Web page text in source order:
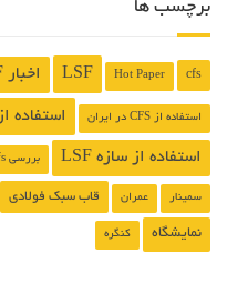
برچسب ها
cfs
Hot Paper
LSF اخبار LSF
استفاده از CFS در ایران استفاده از LSF در ایران
استفاده از سازه LSF بررسی cfs
سمینار عمران قاب سبک فولادی
نمایشگاه کنگره